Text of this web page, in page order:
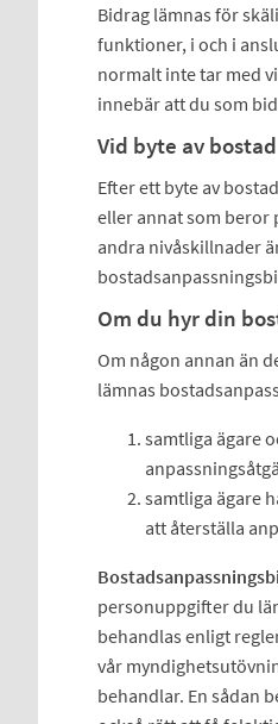
Bidrag lämnas för
funktioner, i och i
normalt inte tar med
innebär att du som
Vid byte av bostad
Efter ett byte av
eller annat som beror
andra nivåskillnader
Om du hyr din
Om någon annan än
lämnas
samtliga ägare
samtliga ägare
att återställa
personuppgifter du
behandlas enligt
vår
behandlar. En sådan